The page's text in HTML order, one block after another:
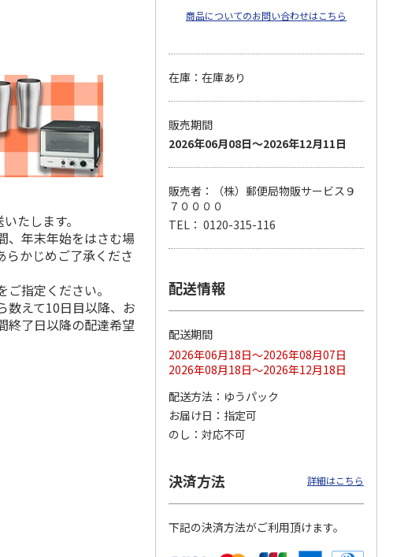
ドジャース 大谷翔
平 日本人最多53試
合連続出塁記念 シ
ル…
17,000円
(送料・税込)
谷翔平 2026 NL 3・
4月投手…
たします。
、年末年始をはさむ場
らかじめご了承くださ
指定ください。
えて10日目以降、お
終了日以降の配達希望
商品についてのお問い合わせはこちら
在庫：在庫あり
販売期間
2026年06月08日～2026年12月11日
販売者：（株）郵便局物販サービス９
７００００
TEL： 0120-315-116
配送情報
配送期間
2026年06月18日～2026年08月07日
2026年08月18日～2026年12月18日
配送方法
ゆうパック
お届け日
指定可
のし
対応不可
決済方法 詳細はこちら
下記の決済方法がご利用頂けます。